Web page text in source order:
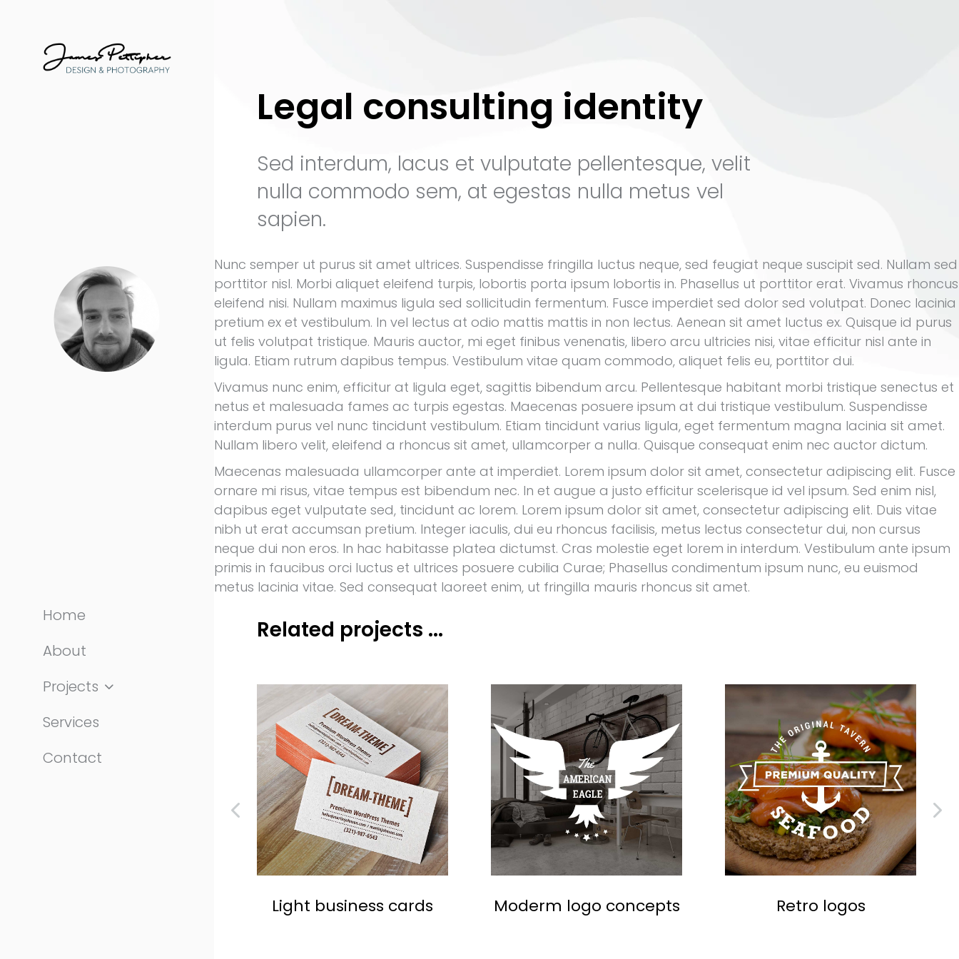
Legal consulting identity
Sed interdum, lacus et vulputate pellentesque, velit
nulla commodo sem, at egestas nulla metus vel
sapien.
Nunc semper ut purus sit amet ultrices. Suspendisse fringilla luctus neque, sed feugiat neque suscipit sed. Nullam sed
porttitor nisl. Morbi aliquet eleifend turpis, lobortis porta ipsum lobortis in. Phasellus ut porttitor erat. Vivamus rhoncus
eleifend nisi. Nullam maximus ligula sed sollicitudin fermentum. Fusce imperdiet sed dolor sed volutpat. Donec lacinia
pretium ex et vestibulum. In vel lectus at odio mattis mattis in non lectus. Aenean sit amet luctus ex. Quisque id purus
ut felis volutpat tristique. Mauris auctor, mi eget finibus venenatis, libero arcu ultricies nisi, vitae efficitur nisl ante in
ligula. Etiam rutrum dapibus tempus. Vestibulum vitae quam commodo, aliquet felis eu, porttitor dui.
Vivamus nunc enim, efficitur at ligula eget, sagittis bibendum arcu. Pellentesque habitant morbi tristique senectus et
netus et malesuada fames ac turpis egestas. Maecenas posuere ipsum at dui tristique vestibulum. Suspendisse
interdum purus vel nunc tincidunt vestibulum. Etiam tincidunt varius ligula, eget fermentum magna lacinia sit amet.
Nullam libero velit, eleifend a rhoncus sit amet, ullamcorper a nulla. Quisque consequat enim nec auctor dictum.
Maecenas malesuada ullamcorper ante at imperdiet. Lorem ipsum dolor sit amet, consectetur adipiscing elit. Fusce
ornare mi risus, vitae tempus est bibendum nec. In et augue a justo efficitur scelerisque id vel ipsum. Sed enim nisl,
dapibus eget vulputate sed, tincidunt ac lorem. Lorem ipsum dolor sit amet, consectetur adipiscing elit. Duis vitae
nibh ut erat accumsan pretium. Integer iaculis, dui eu rhoncus facilisis, metus lectus consectetur dui, non cursus
neque dui non eros. In hac habitasse platea dictumst. Cras molestie eget lorem in interdum. Vestibulum ante ipsum
primis in faucibus orci luctus et ultrices posuere cubilia Curae; Phasellus condimentum ipsum nunc, eu euismod
metus lacinia vitae. Sed consequat laoreet enim, ut fringilla mauris rhoncus sit amet.
Related projects ...
Light business cards Moderm logo concepts Retro logos
Home
About
Projects
Services
Contact